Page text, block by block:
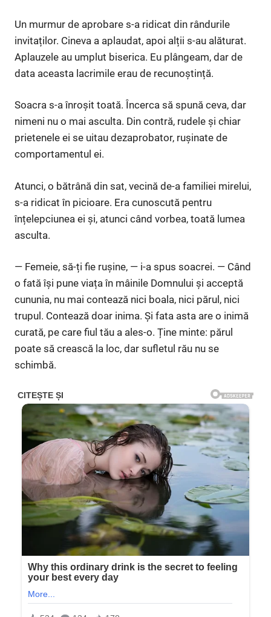
Un murmur de aprobare s-a ridicat din rândurile
invitaților. Cineva a aplaudat, apoi alții s-au alăturat.
Aplauzele au umplut biserica. Eu plângeam, dar de
data aceasta lacrimile erau de recunoștință.
Soacra s-a înroșit toată. Încerca să spună ceva, dar
nimeni nu o mai asculta. Din contră, rudele și chiar
prietenele ei se uitau dezaprobator, rușinate de
comportamentul ei.
Atunci, o bătrână din sat, vecină de-a familiei mirelui,
s-a ridicat în picioare. Era cunoscută pentru
înțelepciunea ei și, atunci când vorbea, toată lumea
asculta.
— Femeie, să-ți fie rușine, — i-a spus soacrei. — Când
o fată își pune viața în mâinile Domnului și acceptă
cununia, nu mai contează nici boala, nici părul, nici
trupul. Contează doar inima. Și fata asta are o inimă
curată, pe care fiul tău a ales-o. Ține minte: părul
poate să crească la loc, dar sufletul rău nu se
schimbă.